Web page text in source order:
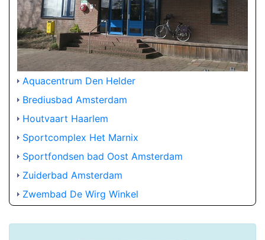
Aquacentrum Den Helder
Brediusbad Amsterdam
Houtvaart Haarlem
Sportcomplex Het Marnix
Sportfondsen bad Oost Amsterdam
Zuiderbad Amsterdam
Zwembad De Wirg Winkel